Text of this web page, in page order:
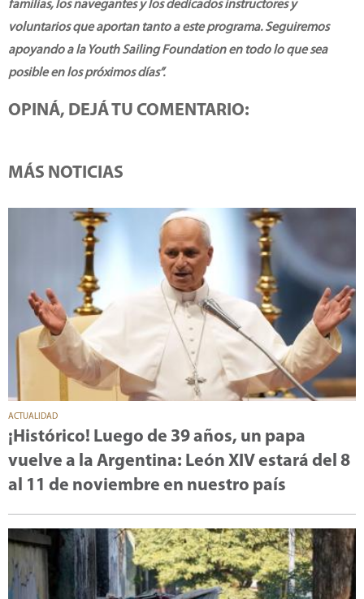
familias, los navegantes y los dedicados instructores y
voluntarios que aportan tanto a este programa. Seguiremos
apoyando a la Youth Sailing Foundation en todo lo que sea
posible en los próximos días”.
OPINÁ, DEJÁ TU COMENTARIO:
MÁS NOTICIAS
ACTUALIDAD
¡Histórico! Luego de 39 años, un papa
vuelve a la Argentina: León XIV estará del 8
al 11 de noviembre en nuestro país